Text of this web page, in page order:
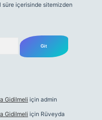
içerisinde sitemizden
Gidilmeli için admin
Gidilmeli için Rüveyda